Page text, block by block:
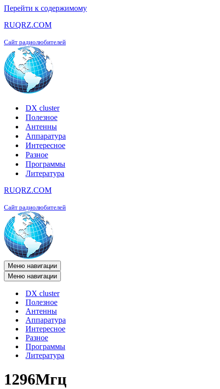
Перейти к содержимому
RUQRZ.COM
Сайт радиолюбителей
DX cluster
Полезное
Антенны
Аппаратура
Интересное
Разное
Программы
Литература
RUQRZ.COM
Сайт радиолюбителей
Меню навигации
Меню навигации
DX cluster
Полезное
Антенны
Аппаратура
Интересное
Разное
Программы
Литература
1296Мгц